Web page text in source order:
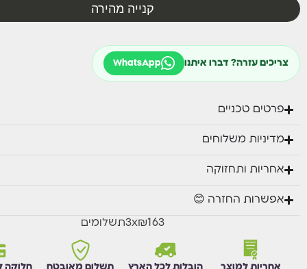
קנייה מהירה
צריכים עזרה? דברו איתנו WhatsApp
פרטים טכניים
מדיניות משלוחים
אחריות ותחזוקה
אפשרות החזרה 😊
₪163
x
3תשלומים